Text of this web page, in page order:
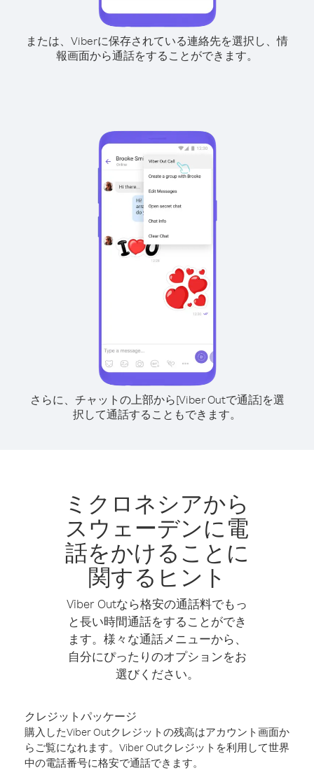
または、Viberに保存されている連絡先を選択し、情
報画面から通話をすることができます。
さらに、チャットの上部から[Viber Outで通話]を選
択して通話することもできます。
ミクロネシアから
スウェーデンに電
話をかけることに
関するヒント
Viber Outなら格安の通話料でもっ
と長い時間通話をすることができ
ます。様々な通話メニューから、
自分にぴったりのオプションをお
選びください。
クレジットパッケージ
購入したViber Outクレジットの残高はアカウント画面か
らご覧になれます。Viber Outクレジットを利用して世界
中の電話番号に格安で通話できます。